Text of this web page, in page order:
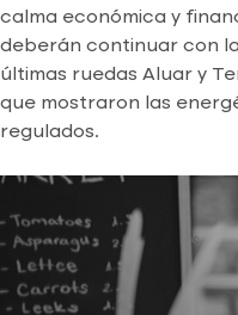
calma económica y
deberán continuar con
últimas ruedas Aluar y
que mostraron las
regulados.